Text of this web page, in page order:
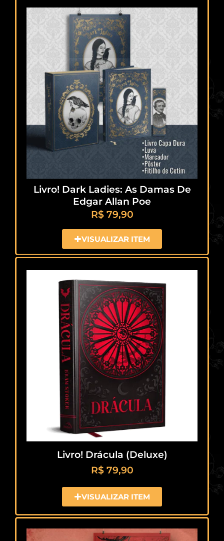
Livro! Dark Ladies: As Damas De
Edgar Allan Poe
R$79,90
VISUALIZAR ITEM
Livro! Drácula (Deluxe)
R$79,90
VISUALIZAR ITEM